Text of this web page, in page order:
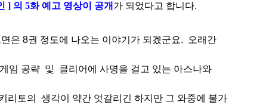
] 의 5화 예고 영상이 공개 가 되었다고 합니다.
은 8권 정도에 나오는 이야기가 되겠군요. 오래간
임 공략 및 클리어에 사명을 걸고 있는 아스나와
리토의 생각이 약간 엇갈리긴 하지만 그 와중에 불가